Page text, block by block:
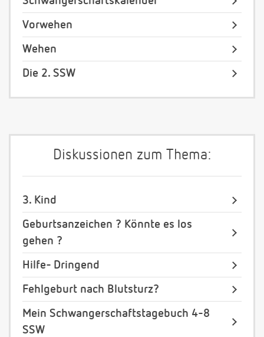
Vorwehen
Wehen
Die 2. SSW
Diskussionen zum Thema:
3. Kind
Geburtsanzeichen ? Könnte es los
gehen ?
Hilfe- Dringend
Fehlgeburt nach Blutsturz?
Mein Schwangerschaftstagebuch 4-8
SSW